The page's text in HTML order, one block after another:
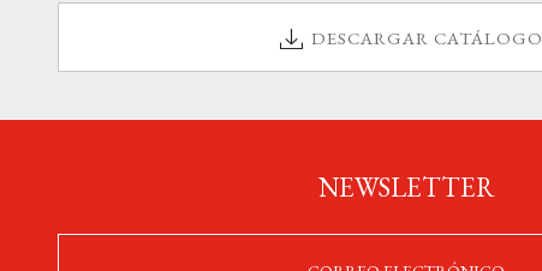
DESCARGAR CATÁLOGO
NEWSLETTER